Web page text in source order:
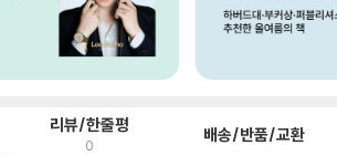
리뷰/한줄평
0 배송/반품/교환